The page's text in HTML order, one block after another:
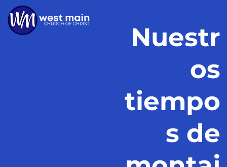
Nuestr
os
tiempo
s de